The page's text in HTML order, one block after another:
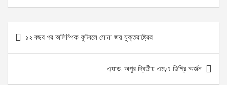
ce
o
se
n
g
at
A
ar
Post
navigation
১২ বছর পর অলিম্পিক ফুটবলে সোনা জয় যুক্তরাষ্ট্রের
এ্যাড. অপুর দ্বিতীয় এম,এ ডিগ্রি অর্জন